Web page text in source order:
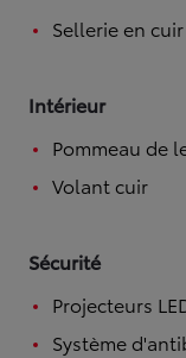
Sellerie en cuir
Intérieur
Pommeau de
Volant cuir
Sécurité
Projecteurs
Système